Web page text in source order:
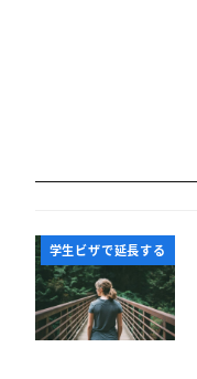
学生ビザで延長する